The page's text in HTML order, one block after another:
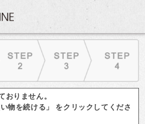
おりません。
物を続ける」 をクリックしてくださ